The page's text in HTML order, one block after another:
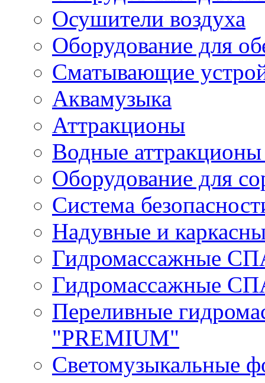
Осушители воздуха
Оборудование для
Сматывающие
Аквамузыка
Аттракционы
Водные аттракционы
Оборудование для
Система
Надувные и
Гидромассажные
Гидромассажные
Переливные
"PREMIUM"
Светомузыкальные